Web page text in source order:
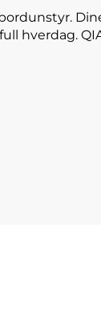
hverdag.